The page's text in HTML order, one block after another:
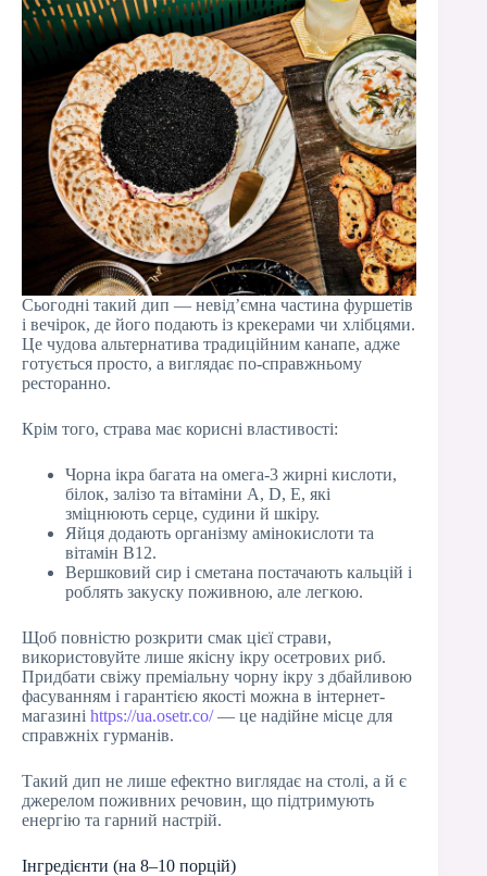
Сьогодні такий дип — невід’ємна частина фуршетів
і вечірок, де його подають із крекерами чи хлібцями.
Це чудова альтернатива традиційним канапе, адже
готується просто, а виглядає по-справжньому
ресторанно.
Крім того, страва має корисні властивості:
Чорна ікра багата на омега-3 жирні кислоти,
білок, залізо та вітаміни A, D, E, які
зміцнюють серце, судини й шкіру.
Яйця додають організму амінокислоти та
вітамін B12.
Вершковий сир і сметана постачають кальцій і
роблять закуску поживною, але легкою.
Щоб повністю розкрити смак цієї страви,
використовуйте лише якісну ікру осетрових риб.
Придбати свіжу преміальну чорну ікру з дбайливою
фасуванням і гарантією якості можна в інтернет-
магазині https://ua.osetr.co/— це надійне місце для
справжніх гурманів.
Такий дип не лише ефектно виглядає на столі, а й є
джерелом поживних речовин, що підтримують
енергію та гарний настрій.
Інгредієнти (на 8–10 порцій)